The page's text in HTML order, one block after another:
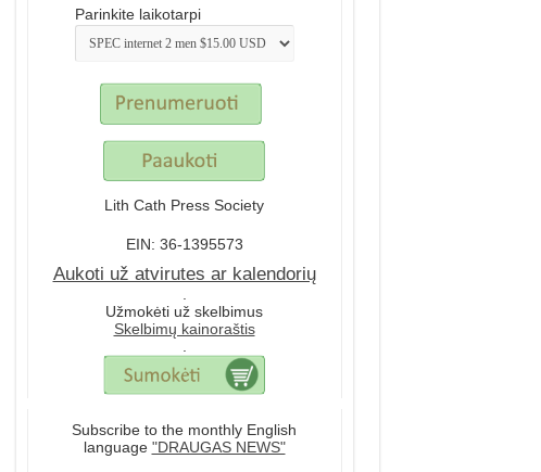
Parinkite laikotarpi
Lith Cath Press Society
EIN: 36-1395573
Aukoti už atvirutes ar kalendorių
.
Užmokėti už skelbimus
Skelbimų kainoraštis
.
Subscribe to the monthly English
language "DRAUGAS NEWS"